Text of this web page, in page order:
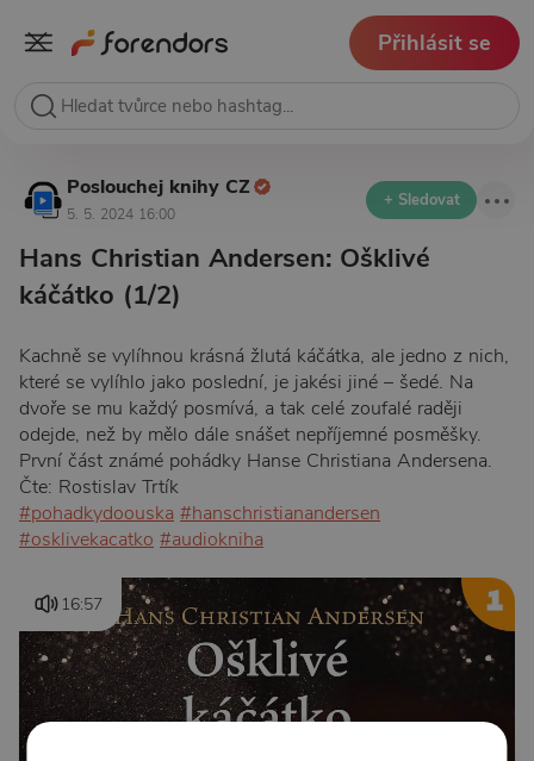
Přihlásit se
Poslouchej knihy CZ
5. 5. 2024 16:00
+ Sledovat
Hans Christian Andersen: Ošklivé
káčátko (1/2)
Kachně se vylíhnou krásná žlutá káčátka, ale jedno z nich,
které se vylíhlo jako poslední, je jakési jiné – šedé. Na
dvoře se mu každý posmívá, a tak celé zoufalé raději
odejde, než by mělo dále snášet nepříjemné posměšky.
První část známé pohádky Hanse Christiana Andersena.
Čte: Rostislav Trtík
#pohadkydoouska #hanschristianandersen
#osklivekacatko #audiokniha
16:57